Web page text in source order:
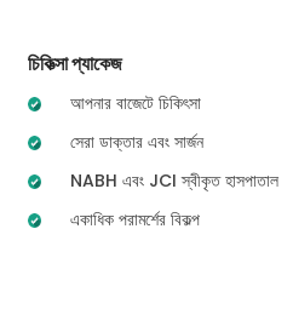
চিকিত্সা প্যাকেজ
আপনার বাজেটে চিকিৎসা
সেরা ডাক্তার এবং সার্জন
NABH এবং JCI স্বীকৃত হাসপাতাল
একাধিক পরামর্শের বিকল্প